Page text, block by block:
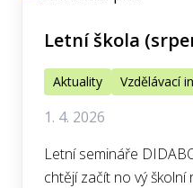
Letní škola
Aktuality Vzdělávací
1. 4. 2026
Letní semináře
chtějí začít no vý